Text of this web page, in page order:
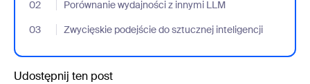
02 Porównanie wydajności z innymi LLM
- Jumplink to Porównanie wydajności z innymi LLM
03
Zwycięskie podejście do sztucznej inteligencji
- Jumplink to Zwycięskie podejście do sztucznej inteligencji
Udostępnij ten post